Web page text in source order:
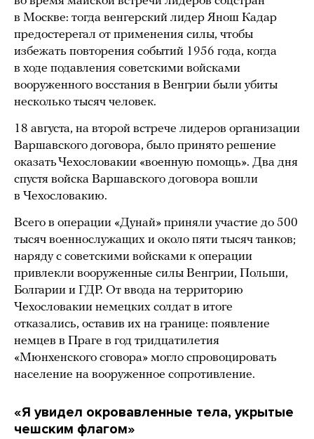
в Москве: тогда венгерский лидер Янош Кадар
предостерегал от применения силы, чтобы
избежать повторения событий 1956 года, когда
в ходе подавления советскими войсками
вооруженного восстания в Венгрии были убиты
несколько тысяч человек.
18 августа, на второй встрече лидеров организации
Варшавского договора, было принято решение
оказать Чехословакии «военную помощь». Два дня
спустя войска Варшавского договора вошли
в Чехословакию.
Всего в операции «Дунай» приняли участие до 500
тысяч военнослужащих и около пяти тысяч танков;
наряду с советскими войсками к операции
привлекли вооруженные силы Венгрии, Польши,
Болгарии и ГДР. От ввода на территорию
Чехословакии немецких солдат в итоге
отказались, оставив их на границе: появление
немцев в Праге в год тридцатилетия
«Мюнхенского сговора» могло спровоцировать
население на вооруженное сопротивление.
«Я увидел окровавленные тела, укрытые
чешским флагом»